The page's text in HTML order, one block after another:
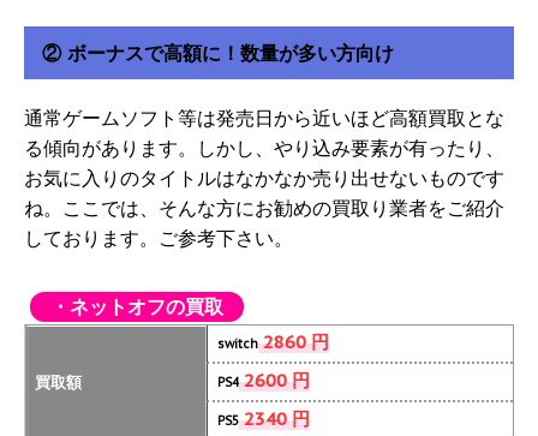
② ボーナスで高額に！数量が多い方向け
通常ゲームソフト等は発売日から近いほど高額買取とな
る傾向があります。しかし、やり込み要素が有ったり、
お気に入りのタイトルはなかなか売り出せないものです
ね。ここでは、そんな方にお勧めの買取り業者をご紹介
しております。ご参考下さい。
・ネットオフの買取
買取額
switch2860 円
PS42600 円
PS52340 円